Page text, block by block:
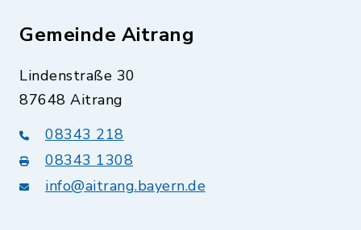
Gemeinde Aitrang
Lindenstraße 30
87648 Aitrang
08343 218
08343 1308
info@aitrang.bayern.de